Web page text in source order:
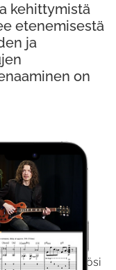
käyttöösi
kehittymistä
etenemisestä
ja
on